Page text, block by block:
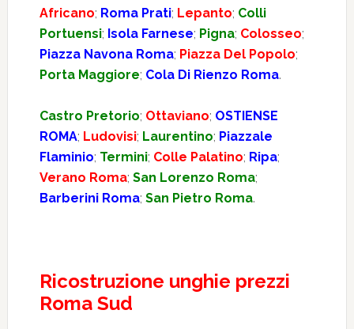
Africano; Roma Prati; Lepanto; Colli
Portuensi; Isola Farnese; Pigna; Colosseo;
Piazza Navona Roma; Piazza Del Popolo;
Porta Maggiore; Cola Di Rienzo Roma.
Castro Pretorio; Ottaviano; OSTIENSE
ROMA; Ludovisi; Laurentino; Piazzale
Flaminio; Termini; Colle Palatino; Ripa;
Verano Roma; San Lorenzo Roma;
Barberini Roma; San Pietro Roma.
Ricostruzione unghie prezzi
Roma Sud